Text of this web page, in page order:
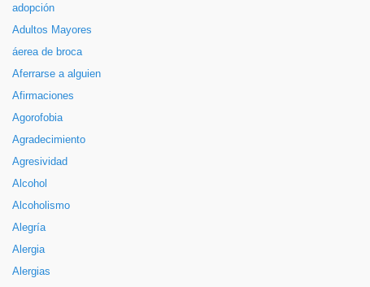
adopción
Adultos Mayores
áerea de broca
Aferrarse a alguien
Afirmaciones
Agorofobia
Agradecimiento
Agresividad
Alcohol
Alcoholismo
Alegría
Alergia
Alergias